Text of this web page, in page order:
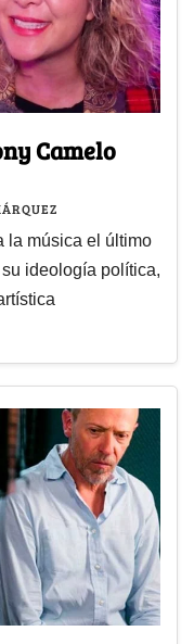
Camelo
la música el último
ideología política,